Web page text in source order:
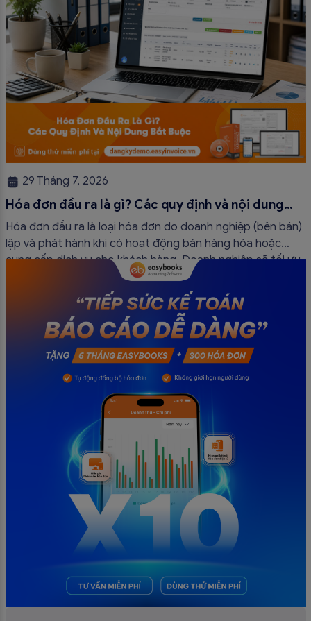
29 Tháng 7, 2026
Hóa đơn đầu ra là gì? Các quy định và nội dung
bắt buộc mới nhất
Hóa đơn đầu ra là loại hóa đơn do doanh nghiệp (bên bán)
lập và phát hành khi có hoạt động bán hàng hóa hoặc
cung cấp dịch vụ cho khách hàng. Doanh nghiệp sẽ tối ưu
quy trình vận hành và tránh được những án phạt hành
chính không đáng có nếu nắm rõ […]